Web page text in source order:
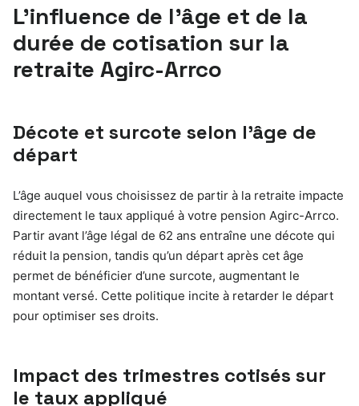
L’influence de l’âge et de la
durée de cotisation sur la
retraite Agirc-Arrco
Décote et surcote selon l’âge de
départ
L’âge auquel vous choisissez de partir à la retraite impacte
directement le taux appliqué à votre pension Agirc-Arrco.
Partir avant l’âge légal de 62 ans entraîne une décote qui
réduit la pension, tandis qu’un départ après cet âge
permet de bénéficier d’une surcote, augmentant le
montant versé. Cette politique incite à retarder le départ
pour optimiser ses droits.
Impact des trimestres cotisés sur
le taux appliqué